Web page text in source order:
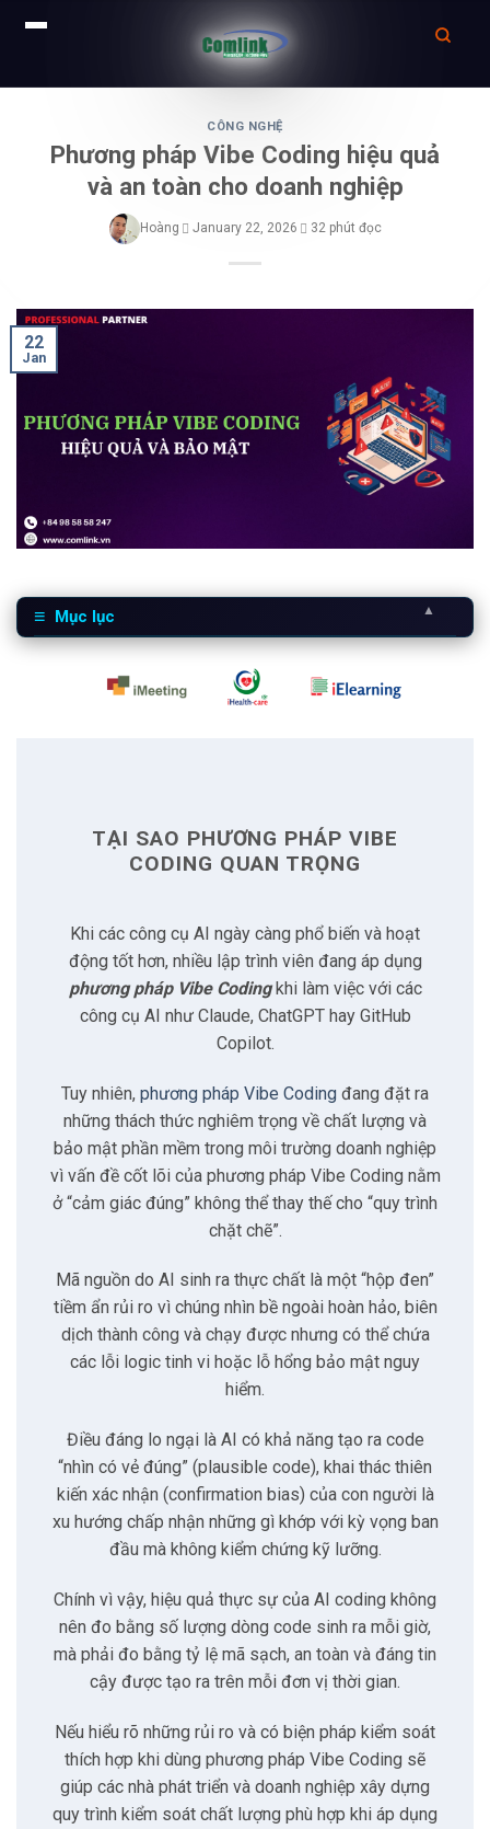
content
CÔNG NGHỆ
Phương pháp Vibe Coding hiệu quả
và an toàn cho doanh nghiệp
Hoàng January 22, 2026 32 phút đọc
22
Jan
Mục lục ▲
Tại sao phương pháp Vibe Coding quan trọng
Pickle Deserialization
2.4 SQL Injection & Cross-Site Scripting
Khung bảo mật Shield
3.1 Separation of Duties (Phân chia trách nhiệm)
3.2 Human in the Loop (Con người trong vòng lặp)
Input/Output Validation (Kiểm tra Đầu vào/Đầu
Enforce Security-Focused Helper Models (Mô
hình hỗ trợ an ninh)
3.6
Defensive Technical Controls (Kiểm soát kỹ thuật
phòng thủ)
Chiến lược Prompting an toàn
Prompt theo vai trò (Persona-based Prompting)
Ràng buộc cụ thể (Specific Constraints)
4.3 Quản lý bí mật với dotenvx
Kiểm soát lỗi
TẠI SAO PHƯƠNG PHÁP VIBE
CODING QUAN TRỌNG
Khi các công cụ AI ngày càng phổ biến và hoạt
động tốt hơn, nhiều lập trình viên đang áp dụng
phương pháp Vibe Codingkhi làm việc với các
công cụ AI như Claude, ChatGPT hay GitHub
Copilot.
Tuy nhiên, phương pháp Vibe Coding đang đặt ra
những thách thức nghiêm trọng về chất lượng và
bảo mật phần mềm trong môi trường doanh nghiệp
vì vấn đề cốt lõi của phương pháp Vibe Coding nằm
ở “cảm giác đúng” không thể thay thế cho “quy trình
chặt chẽ”.
Mã nguồn do AI sinh ra thực chất là một “hộp đen”
tiềm ẩn rủi ro vì chúng nhìn bề ngoài hoàn hảo, biên
dịch thành công và chạy được nhưng có thể chứa
các lỗi logic tinh vi hoặc lỗ hổng bảo mật nguy
hiểm.
Điều đáng lo ngại là AI có khả năng tạo ra code
“nhìn có vẻ đúng” (plausible code), khai thác thiên
kiến xác nhận (confirmation bias) của con người là
xu hướng chấp nhận những gì khớp với kỳ vọng ban
đầu mà không kiểm chứng kỹ lưỡng.
Chính vì vậy, hiệu quả thực sự của AI coding không
nên đo bằng số lượng dòng code sinh ra mỗi giờ,
mà phải đo bằng tỷ lệ mã sạch, an toàn và đáng tin
cậy được tạo ra trên mỗi đơn vị thời gian.
Nếu hiểu rõ những rủi ro và có biện pháp kiểm soát
thích hợp khi dùng phương pháp Vibe Coding sẽ
giúp các nhà phát triển và doanh nghiệp xây dựng
quy trình kiểm soát chất lượng phù hợp khi áp dụng